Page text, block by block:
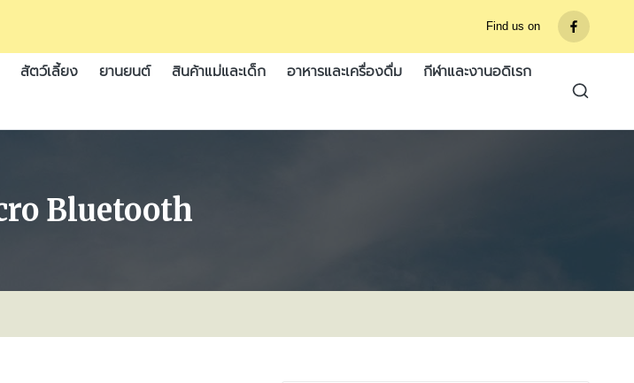
Find us on
รายการ
เมนู
สัตว์เลี้ยง ยานยนต์ สินค้าแม่และเด็ก อาหารและเครื่องดื่ม
กีฬาและงานอดิเรก
Bluetooth